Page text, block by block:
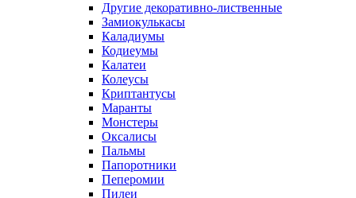
Другие декоративно-лиственные
Замиокулькасы
Каладиумы
Кодиеумы
Калатеи
Колеусы
Криптантусы
Маранты
Монстеры
Оксалисы
Пальмы
Папоротники
Пеперомии
Пилеи